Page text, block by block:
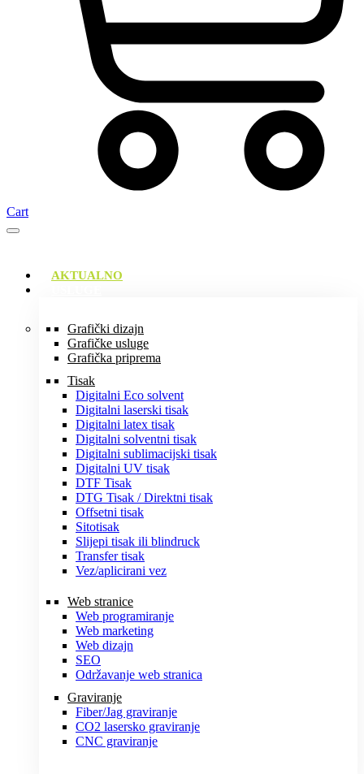
Cart
AKTUALNO
Grafički dizajn
Grafičke usluge
Grafička priprema
Tisak
Digitalni Eco solvent
Digitalni laserski tisak
Digitalni latex tisak
Digitalni solventni tisak
Digitalni sublimacijski tisak
Digitalni UV tisak
DTF Tisak
DTG Tisak / Direktni tisak
Offsetni tisak
Sitotisak
Slijepi tisak ili blindruck
Transfer tisak
Vez/aplicirani vez
Web stranice
Web programiranje
Web marketing
Web dizajn
SEO
Održavanje web stranica
Graviranje
Fiber/Jag graviranje
CO2 lasersko graviranje
CNC graviranje